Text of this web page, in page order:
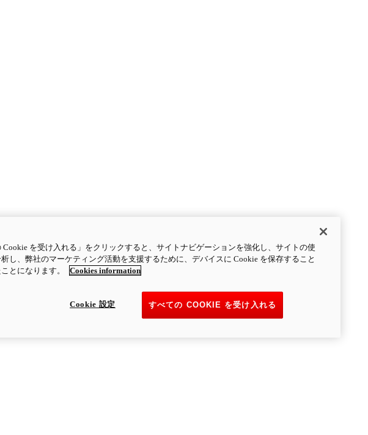
Cookie を受け入れる」をクリックすると、サイトナビゲーションを強化し、サイトの使
し、弊社のマーケティング活動を支援するために、デバイスに Cookie を保存すること
とになります。
Cookies information
すべての COOKIE を受け入れる
Cookie 設定